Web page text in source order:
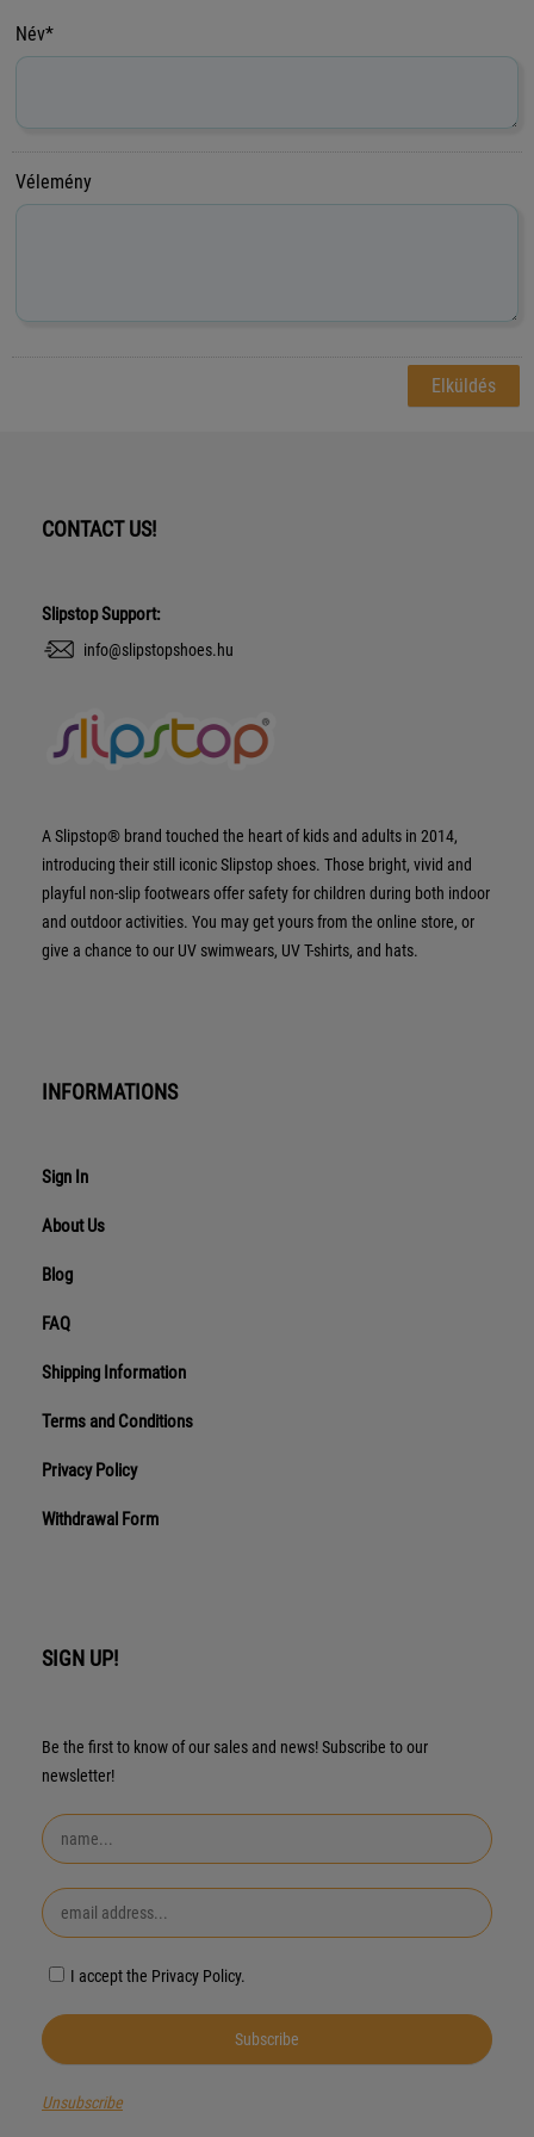
Név*
Vélemény
CONTACT US!
Slipstop Support:
info@slipstopshoes.hu
A Slipstop® brand touched the heart of kids and adults in 2014,
introducing their still iconic Slipstop shoes. Those bright, vivid and
playful non-slip footwears offer safety for children during both indoor
and outdoor activities. You may get yours from the online store, or
give a chance to our UV swimwears, UV T-shirts, and hats.
INFORMATIONS
Sign In
About Us
Blog
FAQ
Shipping Information
Terms and Conditions
Privacy Policy
Withdrawal Form
SIGN UP!
Be the first to know of our sales and news! Subscribe to our
newsletter!
I accept the Privacy Policy.
Unsubscribe